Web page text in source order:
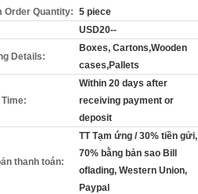
Order Quantity: 5 piece
USD20--
Details:
Boxes, Cartons,Wooden
cases,Pallets
Within 20 days after
receiving payment or
deposit
thanh toán:
TT Tạm ứng / 30% tiền gửi,
70% bằng bản sao Bill
oflading, Western Union,
Paypal